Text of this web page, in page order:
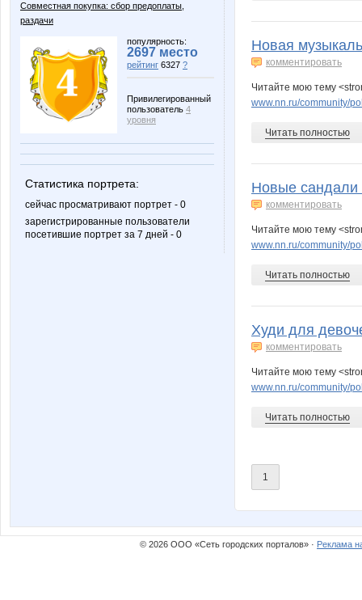
Совместная покупка: сбор предоплаты,
раздачи
популярность:
2697 место
рейтинг 6327 ?
Привилегированный
пользователь 4
уровня
Статистика портрета:
сейчас просматривают портрет - 0
зарегистрированные пользователи
посетившие портрет за 7 дней - 0
Nata30
angel_xxi
julia0802
oliskaAvto or-ange
Новая
комментировать
Читайте мою тему
www.nn.ru/community/
Читать полностью
Новые сандали
комментировать
Читайте мою тему
www.nn.ru/community/
Читать полностью
Худи для
комментировать
Читайте мою тему
www.nn.ru/community/
Читать полностью
1
© 2026 ООО «Сеть городских порталов» · Реклама